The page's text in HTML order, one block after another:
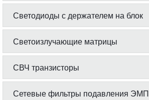
Светодиоды с держателем на блок
Светоизлучающие матрицы
СВЧ транзисторы
Сетевые фильтры подавления ЭМП